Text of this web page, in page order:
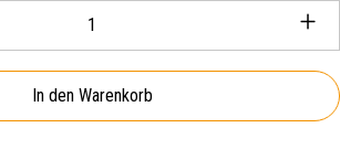
den gewünschten Wert ein oder
In den Warenkorb